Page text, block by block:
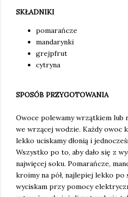
SKŁADNIKI
pomarańcze
mandarynki
grejpfrut
cytryna
SPOSÓB PRZYGOTOWANIA
Owoce polewamy wrzątkiem lub
we wrzącej wodzie. Każdy owoc
lekko uciskamy dłonią i
Wszystko po to, aby dało się z
najwięcej soku. Pomarańcze,
kroimy na pół, najlepiej lekko po
wyciskam przy pomocy